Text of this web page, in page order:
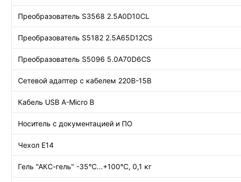
Преобразователь S3568 2.5A0D10CL
Преобразователь S5182 2.5A65D12CS
Преобразователь S5096 5.0A70D6CS
Сетевой адаптер с кабелем 220В-15В
Кабель USB A-Micro B
Носитель с документацией и ПО
Чехол Е14
Гель "АКС-гель" -35°C...+100°C, 0,1 кг